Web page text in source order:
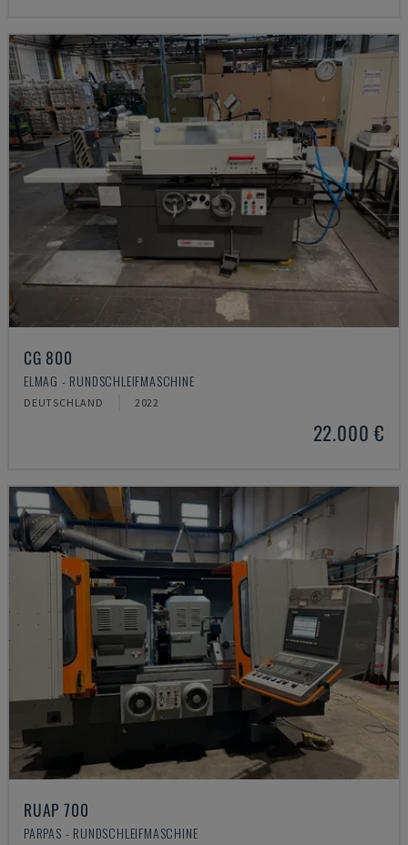
CG 800
ELMAG - RUNDSCHLEIFMASCHINE
DEUTSCHLAND 2022
22.000 €
RUAP 700
PARPAS - RUNDSCHLEIFMASCHINE